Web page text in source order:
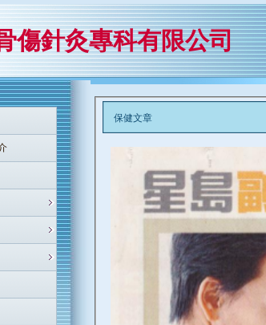
傷針灸專科有限公司
保健文章